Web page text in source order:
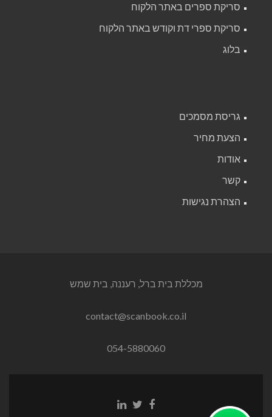
סריקת ספרים באתר הלקוח
סריקת ספרי דת וקודש באתר הלקוח
בלוג
גריסת מסמכים
הצעת מחיר
אודות
קשר
הצהרת נגישות
מכללת בית ברל, רעננה, בית שמש
contact@scanbook.co.il
054-5880060
Facebook
Twitter
Linkedin